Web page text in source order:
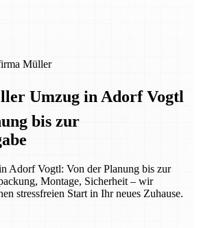
Müller
Umzug in Adorf Vogtl
bis zur
Adorf Vogtl: Von der Planung bis zur
Montage, Sicherheit – wir
stressfreien Start in Ihr neues Zuhause.